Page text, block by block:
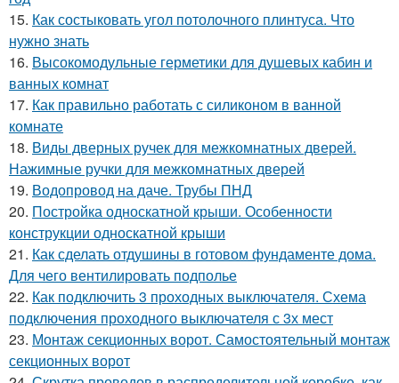
15. Как состыковать угол потолочного плинтуса. Что
нужно знать
16. Высокомодульные герметики для душевых кабин и
ванных комнат
17. Как правильно работать с силиконом в ванной
комнате
18. Виды дверных ручек для межкомнатных дверей.
Нажимные ручки для межкомнатных дверей
19. Водопровод на даче. Трубы ПНД
20. Постройка односкатной крыши. Особенности
конструкции односкатной крыши
21. Как сделать отдушины в готовом фундаменте дома.
Для чего вентилировать подполье
22. Как подключить 3 проходных выключателя. Схема
подключения проходного выключателя с 3х мест
23. Монтаж секционных ворот. Самостоятельный монтаж
секционных ворот